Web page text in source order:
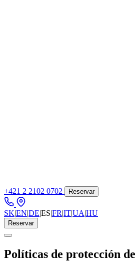
+421 2 2102 0702 Reservar
SK|EN|DE|ES|FR|IT|UA|HU
Reservar
Políticas de protección